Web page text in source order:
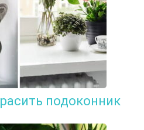
подоконник